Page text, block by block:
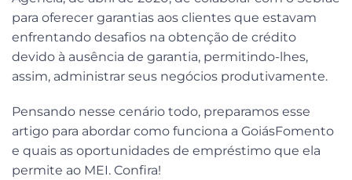
para oferecer garantias aos clientes que estavam
enfrentando desafios na obtenção de crédito
devido à ausência de garantia, permitindo-lhes,
assim, administrar seus negócios produtivamente.
Pensando nesse cenário todo, preparamos esse
artigo para abordar como funciona a GoiásFomento
e quais as oportunidades de empréstimo que ela
permite ao MEI. Confira!